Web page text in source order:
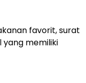
favorit, surat
memiliki